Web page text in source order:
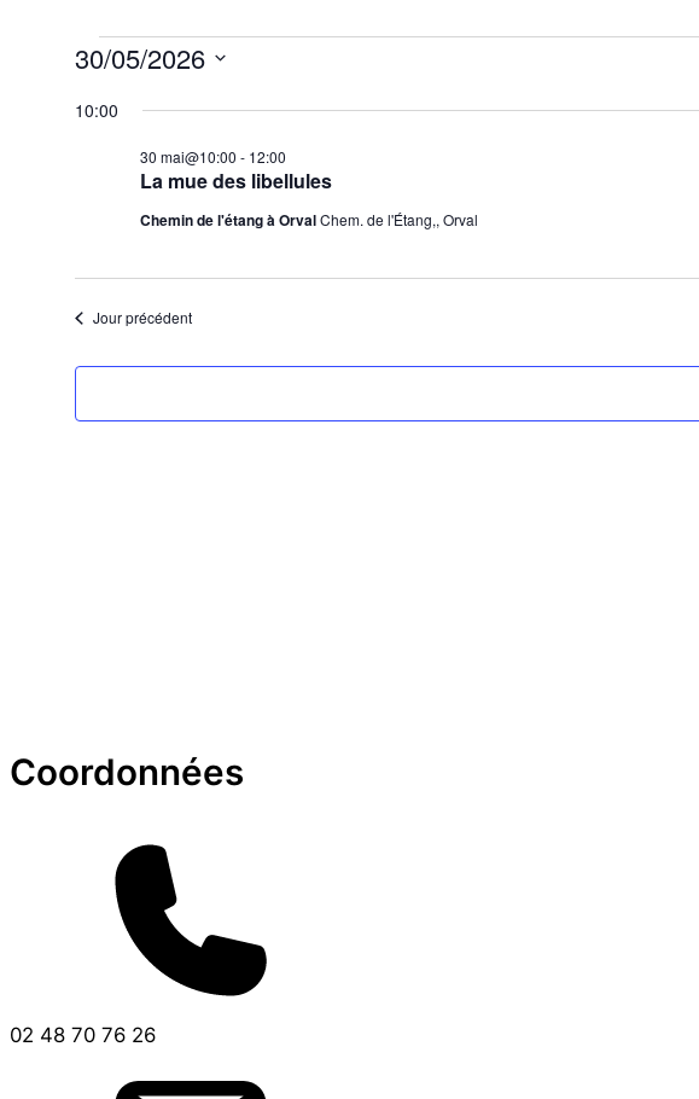
Évènements
for
30
mai
2026
30/05/2026
une
10:00
La mue des libellules
30 mai@10:00 - 12:00
Chemin de l'étang à OrvalChem. de l'Étang,, Orval
Jour précédent
Coordonnées
02 48 70 76 26